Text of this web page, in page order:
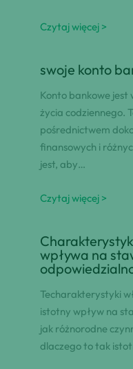
Czytaj więcej >
swoje konto
Konto bankowe jest
życia codziennego.
pośrednictwem
finansowych i
jest, aby…
Czytaj więcej >
wpływa na
Techarakterystyki
istotny wpływ na
jak różnorodne
dlaczego to tak